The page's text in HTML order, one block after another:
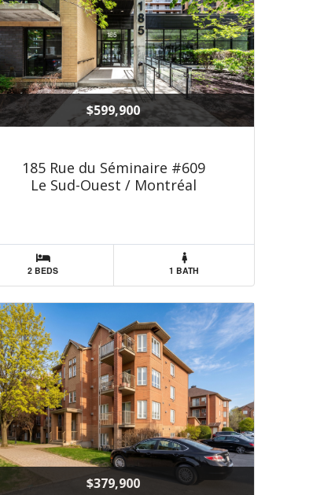
$599,900
185 Rue du Séminaire #609
Le Sud-Ouest / Montréal
2 BEDS 1 BATH
$379,900